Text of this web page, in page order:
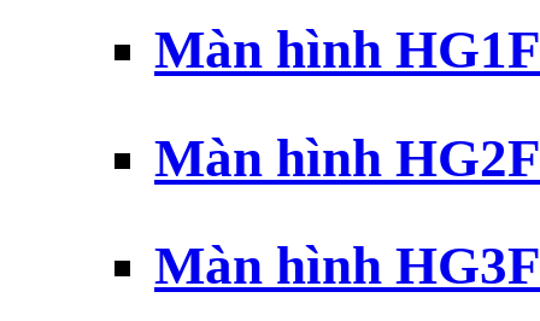
Màn hình
Màn hình
Màn hình